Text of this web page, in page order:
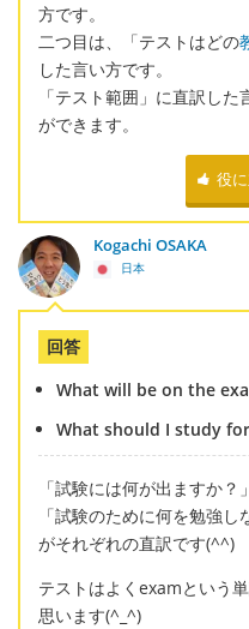
方です。
二つ目は、「テストはどの
した言い方です。
「テスト範囲」に直訳し
ができます。
役
Kogachi OSAKA
日本
回答
What will be on the
What should I study
「試験には何が出ますか？」
「試験のために何を勉強し
がそれぞれの直訳です(^^)
テストはよくexamという
思います(^_^)